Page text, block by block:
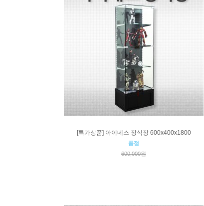
[특가상품] 아이네스 장식장 600x400x1800
품절
600,000원